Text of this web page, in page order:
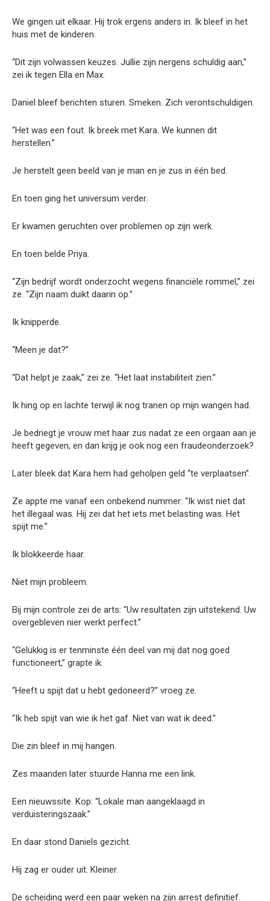
We gingen uit elkaar. Hij trok ergens anders in. Ik bleef in het
huis met de kinderen.
“Dit zijn volwassen keuzes. Jullie zijn nergens schuldig aan,”
zei ik tegen Ella en Max.
Daniel bleef berichten sturen. Smeken. Zich verontschuldigen.
“Het was een fout. Ik breek met Kara. We kunnen dit
herstellen.”
Je herstelt geen beeld van je man en je zus in één bed.
En toen ging het universum verder.
Er kwamen geruchten over problemen op zijn werk.
En toen belde Priya.
“Zijn bedrijf wordt onderzocht wegens financiële rommel,” zei
ze. “Zijn naam duikt daarin op.”
Ik knipperde.
“Meen je dat?”
“Dat helpt je zaak,” zei ze. “Het laat instabiliteit zien.”
Ik hing op en lachte terwijl ik nog tranen op mijn wangen had.
Je bedriegt je vrouw met haar zus nadat ze een orgaan aan je
heeft gegeven, en dan krijg je ook nog een fraudeonderzoek?
Later bleek dat Kara hem had geholpen geld “te verplaatsen”.
Ze appte me vanaf een onbekend nummer: “Ik wist niet dat
het illegaal was. Hij zei dat het iets met belasting was. Het
spijt me.”
Ik blokkeerde haar.
Niet mijn probleem.
Bij mijn controle zei de arts: “Uw resultaten zijn uitstekend. Uw
overgebleven nier werkt perfect.”
“Gelukkig is er tenminste één deel van mij dat nog goed
functioneert,” grapte ik.
“Heeft u spijt dat u hebt gedoneerd?” vroeg ze.
“Ik heb spijt van wie ik het gaf. Niet van wat ik deed.”
Die zin bleef in mij hangen.
Zes maanden later stuurde Hanna me een link.
Een nieuwssite. Kop: “Lokale man aangeklaagd in
verduisteringszaak.”
En daar stond Daniels gezicht.
Hij zag er ouder uit. Kleiner.
De scheiding werd een paar weken na zijn arrest definitief.